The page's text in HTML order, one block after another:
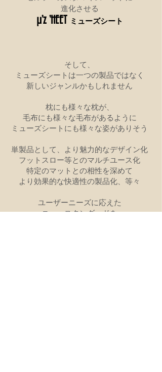
進化させる
μ'z 'HEET ミューズシート
そして、
ミューズシートは一つの製品ではなく
新しいジャンルかもしれません
枕にも様々な枕が、
毛布にも様々な毛布があるように
ミューズシートにも様々な姿がありそう
単製品として、より魅力的なデザイン化
フットスロー等とのマルチユース化
特定のマットとの相性を深めて
より効果的な快適性の製品化、等々
ユーザーニーズに応えた
ニュースタンダードを